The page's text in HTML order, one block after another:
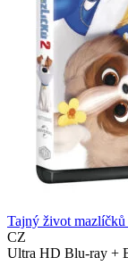
Tajný život
CZ
Ultra HD Blu-ray +